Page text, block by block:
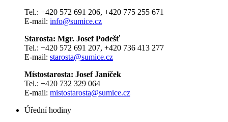
Tel.: +420 572 691 206, +420 775 255 671
E-mail: info@sumice.cz
Starosta: Mgr. Josef Podešť
Tel.: +420 572 691 207, +420 736 413 277
E-mail: starosta@sumice.cz
Místostarosta: Josef Janíček
Tel.: +420 732 329 064
E-mail: mistostarosta@sumice.cz
Úřední hodiny